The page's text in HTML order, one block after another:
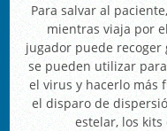
Para salvar al
mientras viaja por
jugador puede recoger
se pueden utilizar
el virus y hacerlo más
el disparo de
estelar, los